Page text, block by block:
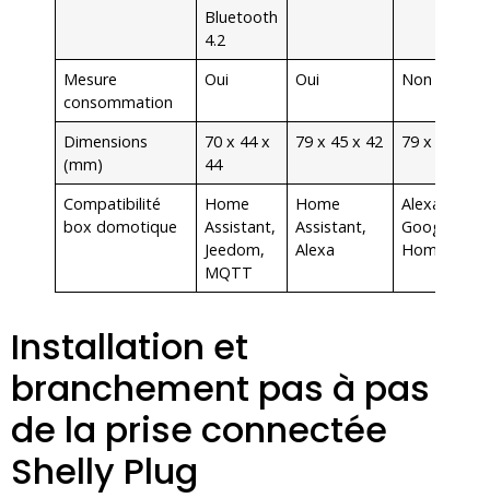
Bluetooth
4.2
Mesure
consommation
Oui Oui Non
Dimensions
(mm)
70 x 44 x
44
79 x 45 x 42 79 x 48 x 44
Compatibilité
box domotique
Home
Assistant,
Jeedom,
MQTT
Home
Assistant,
Alexa
Alexa,
Google
Home
Installation et
branchement pas à pas
de la prise connectée
Shelly Plug